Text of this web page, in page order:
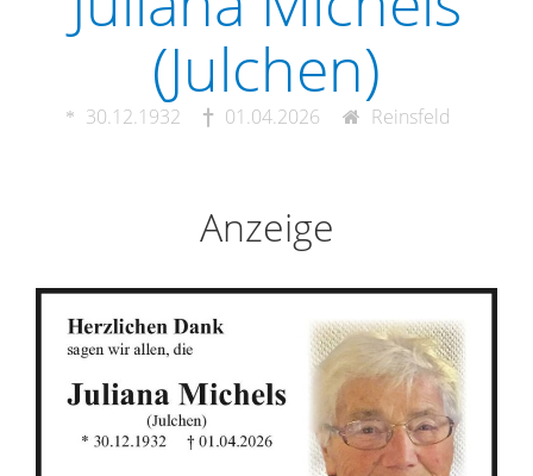
(Julchen)
30.12.1932 01.04.2026 Reinsfeld
Anzeige